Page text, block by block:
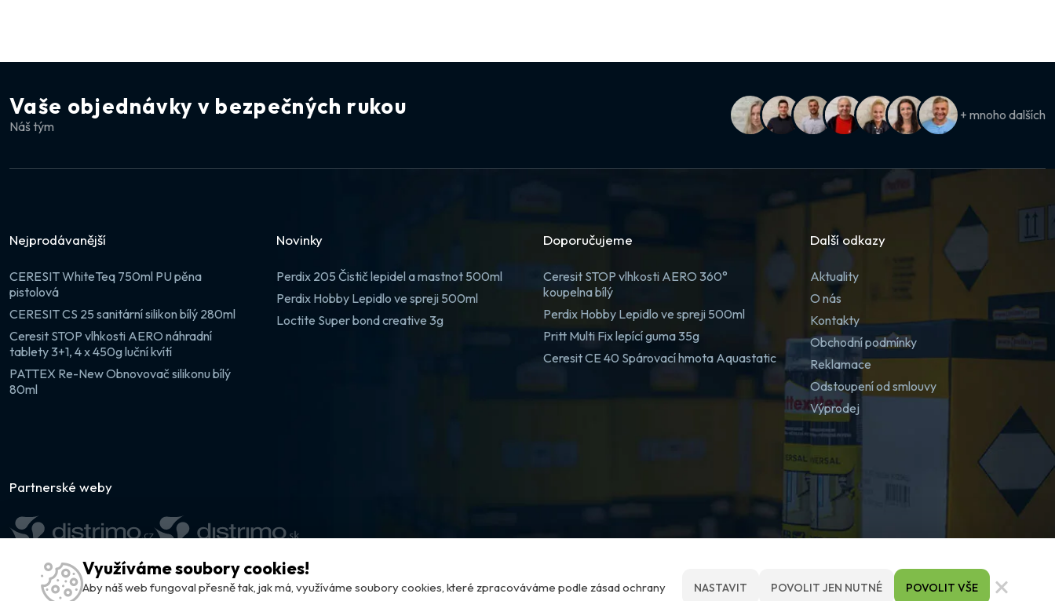
Vaše objednávky v bezpečných rukou
Náš tým
+ mnoho dalších
Nejprodávanější
CERESIT WhiteTeq 750ml PU pěna
pistolová
CERESIT CS 25 sanitární silikon bílý 280ml
Ceresit STOP vlhkosti AERO náhradní
tablety 3+1, 4 x 450g luční kvítí
PATTEX Re-New Obnovovač silikonu bílý
80ml
Novinky
Perdix 205 Čistič lepidel a mastnot 500ml
Perdix Hobby Lepidlo ve spreji 500ml
Loctite Super bond creative 3g
Doporučujeme
Ceresit STOP vlhkosti AERO 360°
koupelna bílý
Perdix Hobby Lepidlo ve spreji 500ml
Pritt Multi Fix lepící guma 35g
Ceresit CE 40 Spárovací hmota Aquastatic
Další odkazy
Aktuality
O nás
Kontakty
Obchodní podmínky
Reklamace
Odstoupení od smlouvy
Výprodej
Partnerské weby
Využíváme soubory cookies!
Aby náš web fungoval přesně tak, jak má, využíváme soubory cookies, které zpracováváme podle zásad ochrany
NASTAVIT POVOLIT JEN NUTNÉ POVOLIT VŠE